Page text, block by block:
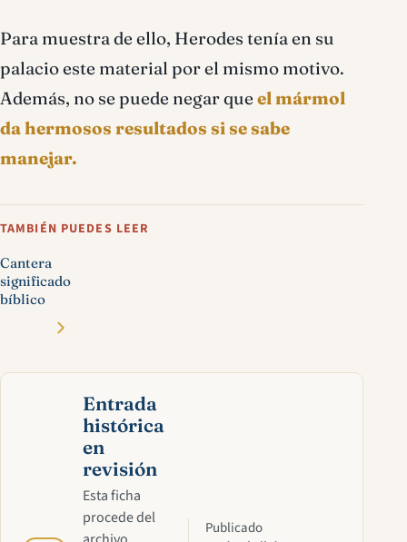
Para muestra de ello, Herodes tenía en su
palacio este material por el mismo motivo.
Además, no se puede negar que el mármol
da hermosos resultados si se sabe
manejar.
TAMBIÉN PUEDES LEER
Cantera
significado
bíblico
Entrada
histórica
en
revisión
Esta ficha
procede del
Publicado